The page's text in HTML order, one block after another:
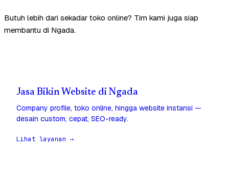
Butuh lebih dari sekadar toko online? Tim kami juga siap
membantu di Ngada.
Jasa Bikin Website di Ngada
Company profile, toko online, hingga website instansi —
desain custom, cepat, SEO-ready.
Lihat layanan →